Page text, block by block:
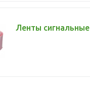
Ленты сигнальные